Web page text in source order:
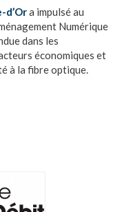
d’Ora impulsé au
Numérique
dans les
économiques et
à la fibre optique.